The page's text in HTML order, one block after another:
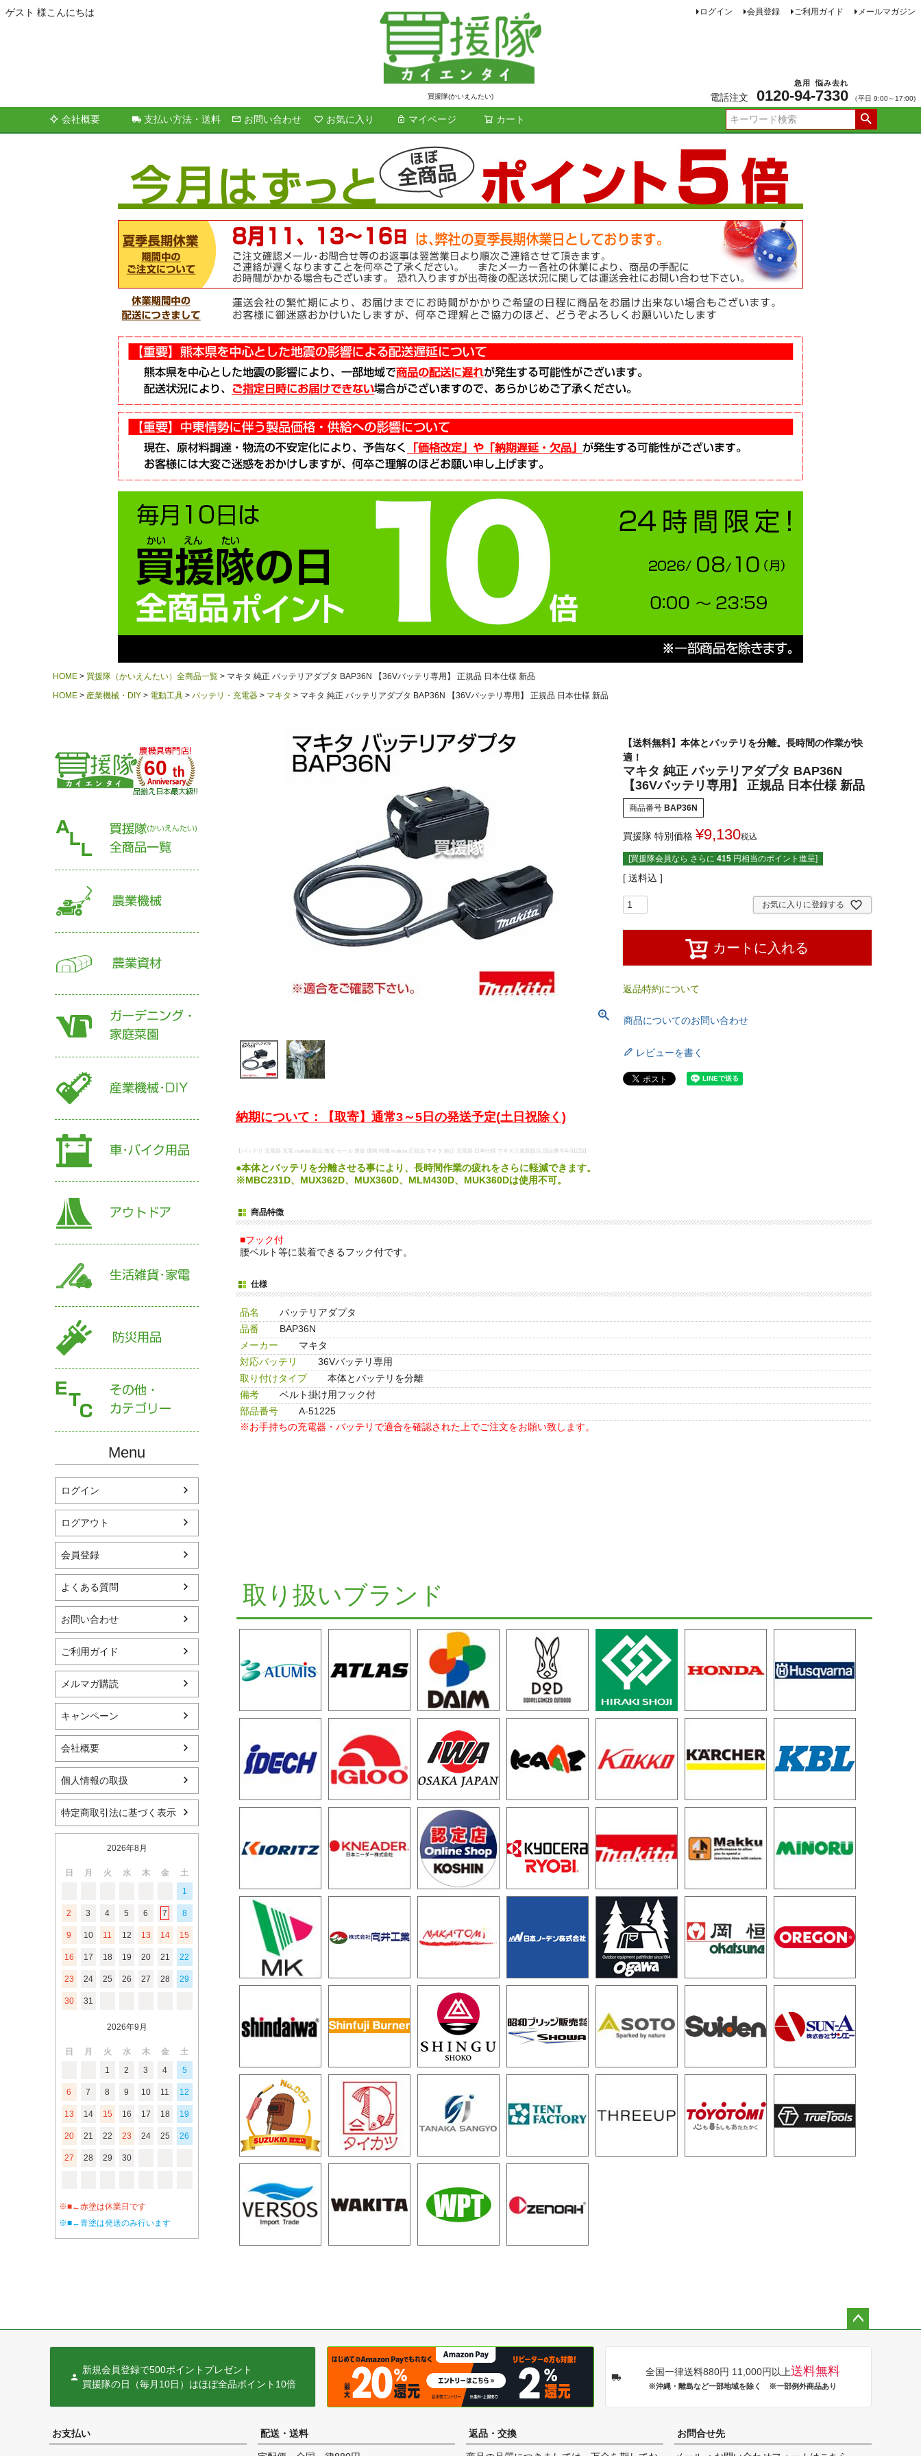
ゲスト 様こんにちは
買援隊(かいえんたい)
ログイン 会員登録 ご利用ガイド メールマガジン
電話注文 0120-94
急用
-7330
悩み去れ
（平日 9:00～17:00)
会社概要 支払い方法・送料 お問い合わせ お気に入り マイページ カート
検索
HOME 買援隊（かいえんたい）全商品一覧
マキタ 純正 バッテリアダプタ BAP36N 【36Vバッテリ専用】 正規品 日本仕様 新品
HOME
産業機械・DIY 電動工具 バッテリ・充電器 マキタ マキタ 純正 バッテリアダプタ BAP36N 【36Vバッテリ専用】 正規品 日本仕様 新品
60
Menu
ログイン
ログアウト
会員登録
よくある質問
お問い合わせ
ご利用ガイド
メルマガ購読
キャンペーン
会社概要
個人情報の取扱
特定商取引法に基づく表示
2026年8月
日 月 火 水 木 金
土
1
2 3 4 5 6 7 8
9 10 11 12 13 14 15
16 17 18 19 20 21 22
23 24 25 26 27 28 29
30 31
2026年9月
日 月 火 水 木 金
土
1
2 3 4 5
6 7 8 9 10 11 12
13 14 15 16 17 18 19
20 21 22 23 24 25 26
27 28 29 30
※■←赤塗は休業日です
※■←青塗は発送のみ行います
【送料無料】本体とバッテリを分離。長時間の作業が快
適！
マキタ 純正 バッテリアダプタ BAP36N
【36Vバッテリ専用】 正規品 日本仕様 新品
商品番号 BAP36N
買援隊 特別価格 ¥9,130税込
[買援隊会員なら さらに 415 円相当のポイント進呈]
送料込
お気に入りに登録する
カートに入れる
返品特約について
商品についてのお問い合わせ
レビューを書く
納期について：【取寄】通常3～5日の発送予定(土日祝除く)
【バッテリ 充電器 充電 makita 新品 激安 セール 通販 価格 特価 makita 正規品 マキタ 純正 充電器 日本仕様 マキタ正規取扱店 部品番号A-51225】
●本体とバッテリを分離させる事により、長時間作業の疲れをさらに軽減できます。
※MBC231D、MUX362D、MUX360D、MLM430D、MUK360Dは使用不可。
商品特徴
■フック付
腰ベルト等に装着できるフック付です。
仕様
品名
バッテリアダプタ
品番
BAP36N
メーカー
マキタ
対応バッテリ
36Vバッテリ専用
取り付けタイプ
本体とバッテリを分離
備考
ベルト掛け用フック付
部品番号
A-51225
※お手持ちの充電器・バッテリで適合を確認された上でご注文をお願い致します。
取り扱いブランド
新規会員登録で500ポイントプレゼント
買援隊の日（毎月10日）はほぼ全品ポイント10倍
全国一律送料880円 11,000円以上送料無料
※沖縄・離島など一部地域を除く ※一部例外商品あり
お支払い 配送・送料 返品・交換 お問合せ先